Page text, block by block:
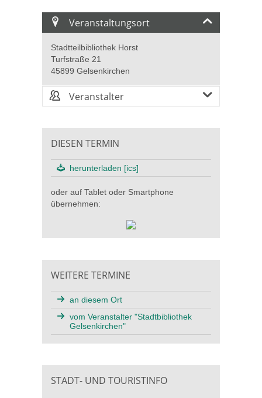
Veranstaltungsort
Stadtteilbibliothek Horst
Turfstraße 21
45899 Gelsenkirchen
Veranstalter
DIESEN TERMIN
herunterladen [ics]
oder auf Tablet oder Smartphone
übernehmen:
WEITERE TERMINE
an diesem Ort
vom Veranstalter "Stadtbibliothek
Gelsenkirchen"
STADT- UND TOURISTINFO